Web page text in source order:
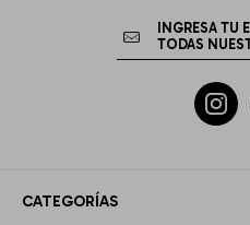
CATEGORÍAS
